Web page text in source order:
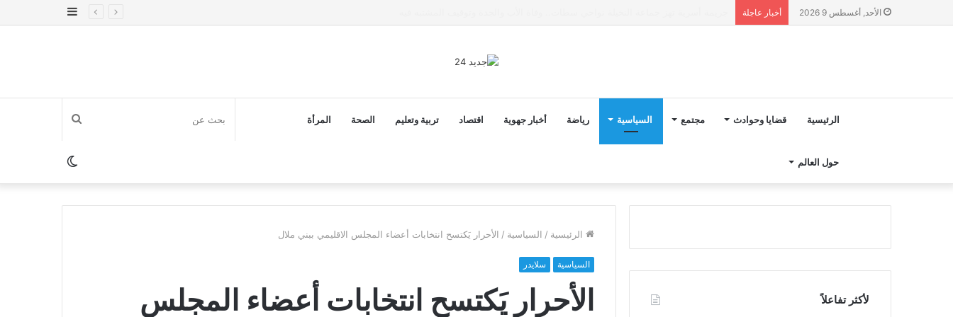
الأحد, أغسطس 9 2026 أخبار عاجلة
إضافة
الرئيسية قضايا وحوادث مجتمع السياسية رياضة أخبار جهوية اقتصاد تربية وتعليم الصحة المرأة
حول العالم
بحث
عنالوضع
المظلم
الرئيسية / السياسية / الأحرار يَكتسح انتخابات أعضاء المجلس الاقليمي ببني ملال
السياسية سلايدر
الأحرار يَكتسح انتخابات أعضاء المجلس
لأكثر تفاعلاً